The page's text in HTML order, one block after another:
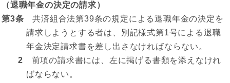
（退職年金の決定の請求）
第3条 共済組合法第39条の規定による退職年金の決定を
請求しようとする者は、別記様式第1号による退職
年金決定請求書を差し出さなければならない。
2 前項の請求書には、左に掲げる書類を添えなけれ
ばならない。